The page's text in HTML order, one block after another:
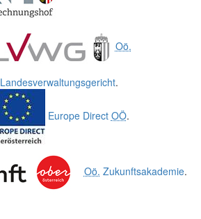
Oö.
Landesverwaltungsgericht.
Europe Direct OÖ.
Oö. Zukunftsakademie.